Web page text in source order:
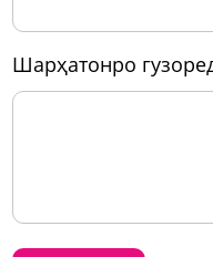
шарҳатонро